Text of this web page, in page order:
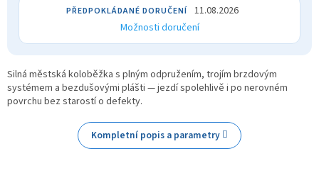
11.08.2026
Možnosti doručení
Silná městská koloběžka s plným odpružením, trojím brzdovým
systémem a bezdušovými plášti — jezdí spolehlivě i po nerovném
povrchu bez starostí o defekty.
Kompletní popis a parametry